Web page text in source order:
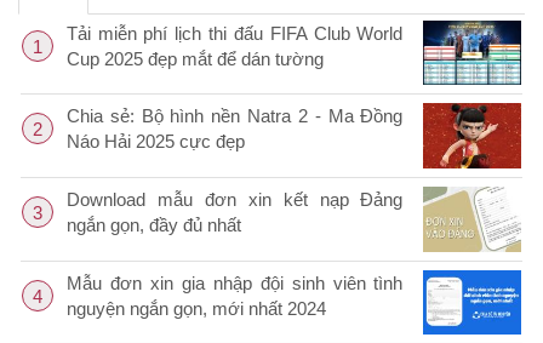
1
Tải miễn phí lịch thi đấu FIFA Club World
Cup 2025 đẹp mắt để dán tường
2
Chia sẻ: Bộ hình nền Natra 2 - Ma Đồng
Náo Hải 2025 cực đẹp
3
Download mẫu đơn xin kết nạp Đảng
ngắn gọn, đầy đủ nhất
4
Mẫu đơn xin gia nhập đội sinh viên tình
nguyện ngắn gọn, mới nhất 2024